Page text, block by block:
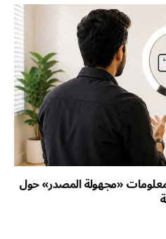
«مجهولة المصدر» حول